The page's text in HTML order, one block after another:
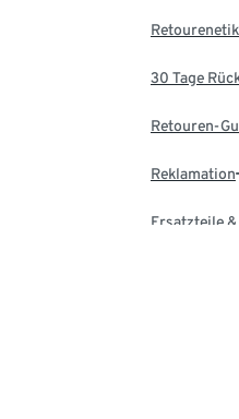
30 Tage
Retouren-
Reklamation
Ersatzteile